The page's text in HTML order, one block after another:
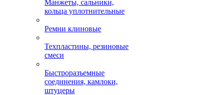
Манжеты, сальники,
кольца уплотнительные
Ремни клиновые
Техпластины, резиновые
смеси
Быстроразъемные
соединения, камлоки,
штуцеры